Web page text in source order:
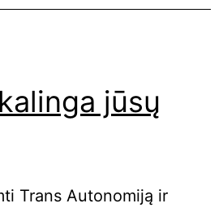
jūsų
Trans Autonomiją ir